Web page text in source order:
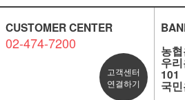
CUSTOMER CENTER
02-474-7200
고객센터
연결하기
농
우
101
국